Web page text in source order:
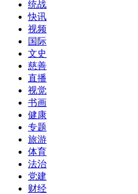
统战
快讯
视频
国际
文史
慈善
直播
视觉
书画
健康
专题
旅游
体育
法治
党建
财经